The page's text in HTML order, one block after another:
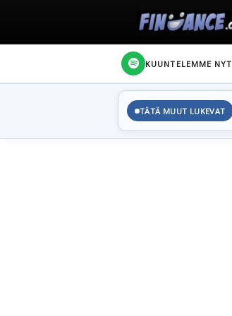
KUUNTELEMME NYT
TÄTÄ MUUT LUKEVAT